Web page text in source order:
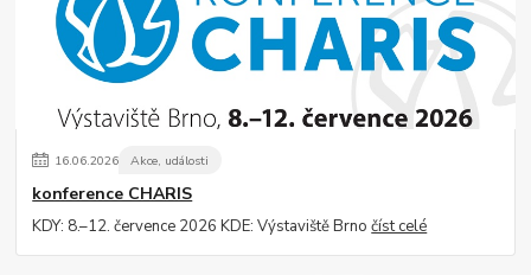
16.06.2026 Akce, události
konference CHARIS
KDY: 8.–12. července 2026 KDE: Výstaviště Brnočíst celé